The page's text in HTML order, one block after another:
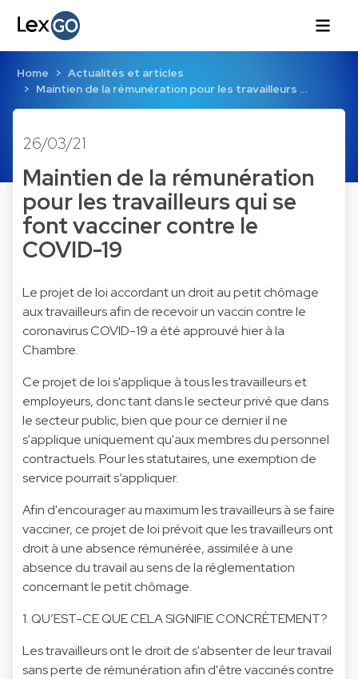
Home
Actualités et articles
Maintien de la rémunération pour les travailleurs …
26/03/21
Maintien de la rémunération
pour les travailleurs qui se
font vacciner contre le
COVID-19
Le projet de loi accordant un droit au petit chômage
aux travailleurs afin de recevoir un vaccin contre le
coronavirus COVID-19 a été approuvé hier à la
Chambre.
Ce projet de loi s'applique à tous les travailleurs et
employeurs, donc tant dans le secteur privé que dans
le secteur public, bien que pour ce dernier il ne
s'applique uniquement qu'aux membres du personnel
contractuels. Pour les statutaires, une exemption de
service pourrait s’appliquer.
Afin d'encourager au maximum les travailleurs à se faire
vacciner, ce projet de loi prévoit que les travailleurs ont
droit à une absence rémunérée, assimilée à une
absence du travail au sens de la réglementation
concernant le petit chômage.
1. QU’EST-CE QUE CELA SIGNIFIE CONCRÈTEMENT?
Les travailleurs ont le droit de s'absenter de leur travail
sans perte de rémunération afin d'être vaccinés contre